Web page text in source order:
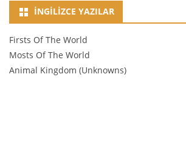
İNGILIZCE YAZILAR
Firsts Of The World
Mosts Of The World
Animal Kingdom (Unknowns)